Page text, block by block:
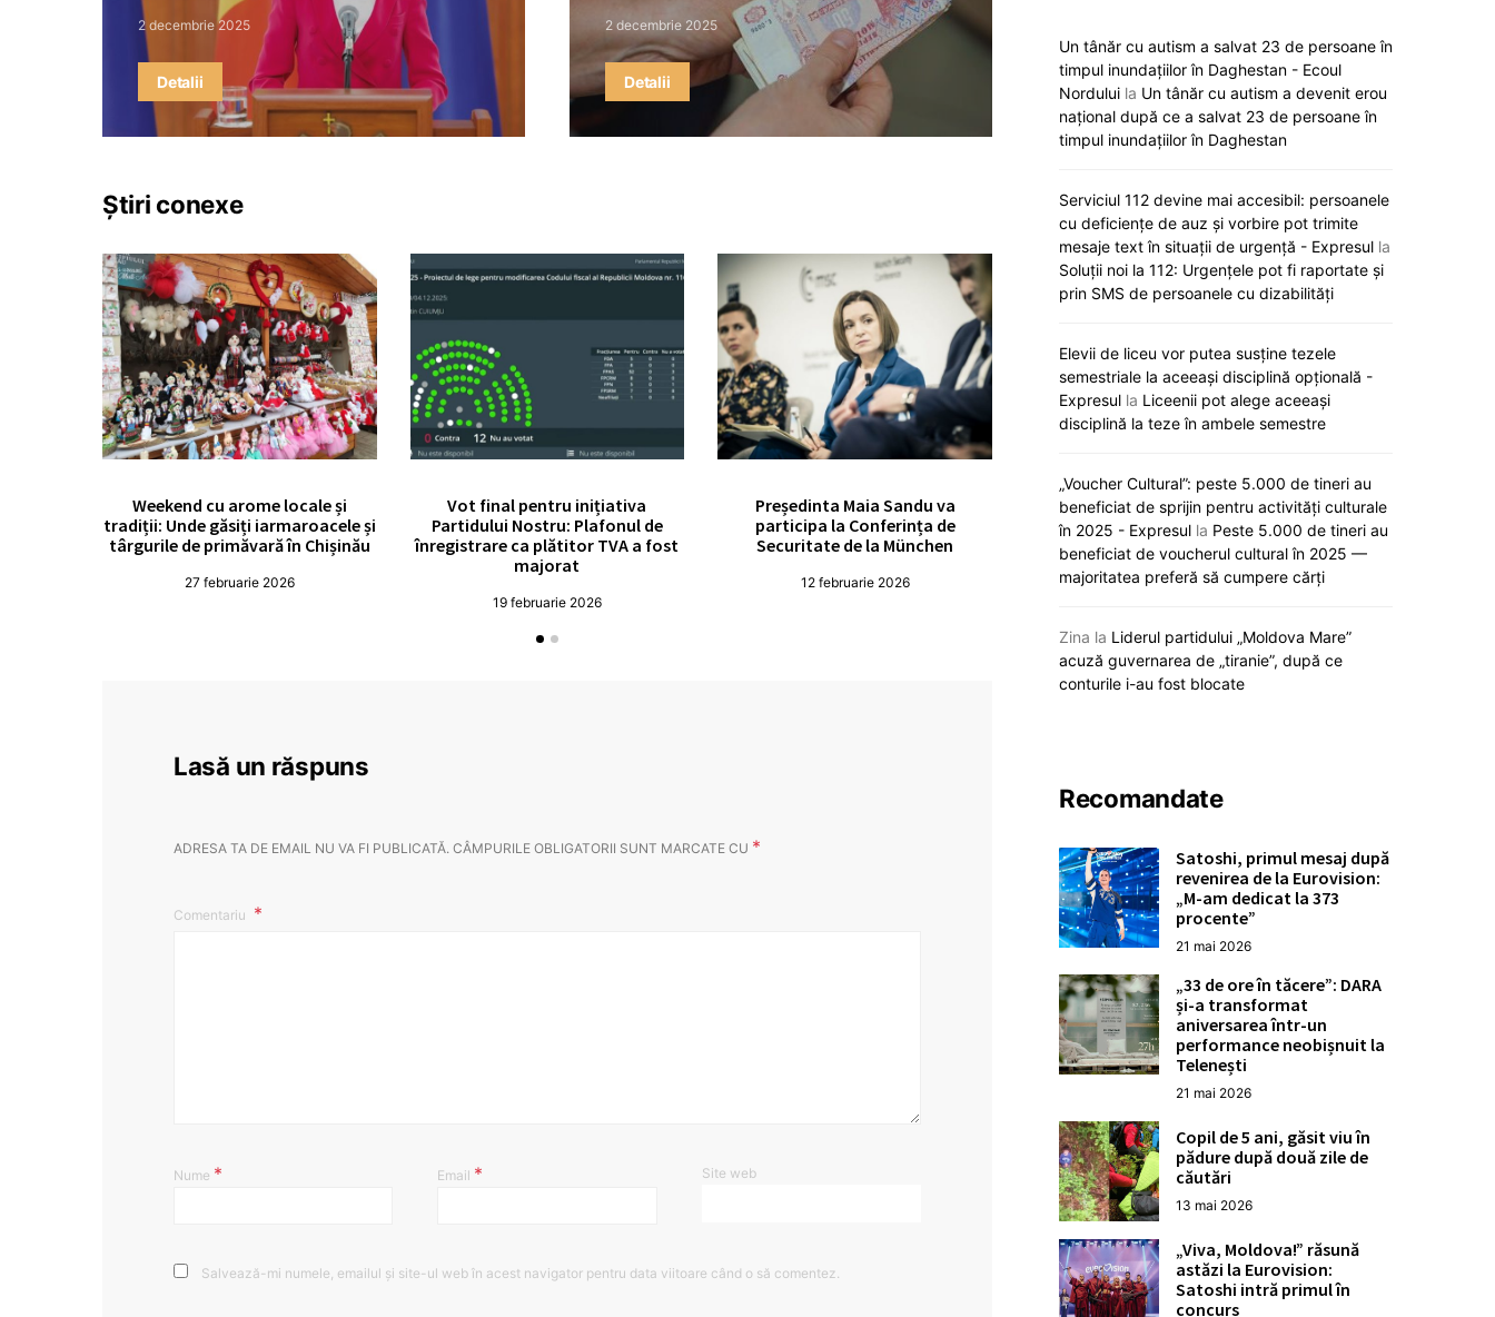
2 decembrie 2025
Detalii
2 decembrie 2025
Detalii
Știri conexe
Weekend cu arome locale și
tradiții: Unde găsiți iarmaroacele și
târgurile de primăvară în Chișinău
27 februarie 2026
Vot final pentru inițiativa
Partidului Nostru: Plafonul de
înregistrare ca plătitor TVA a fost
majorat
19 februarie 2026
Președinta Maia Sandu va
participa la Conferința de
Securitate de la München
12 februarie 2026
Renato Usatîi va dona deputaților
100 de exemplare ale cărții lui Lee
Kuan Yew despre dezvoltarea
rapidă a statului Singapore
Ion Ceban și
cooperarea
Lasă un răspuns
ADRESA TA DE EMAIL NU VA FI PUBLICATĂ. CÂMPURILE OBLIGATORII SUNT MARCATE CU *
Comentariu
Nume * Email * Site web
Salvează-mi numele, emailul și site-ul web în acest navigator pentru data viitoare când o să comentez.
Un tânăr cu autism a salvat 23 de persoane în
timpul inundațiilor în Daghestan - Ecoul
Nordului la Un tânăr cu autism a devenit erou
național după ce a salvat 23 de persoane în
timpul inundațiilor în Daghestan
Serviciul 112 devine mai accesibil: persoanele
cu deficiențe de auz și vorbire pot trimite
mesaje text în situații de urgență - Expresul la
Soluții noi la 112: Urgențele pot fi raportate și
prin SMS de persoanele cu dizabilități
Elevii de liceu vor putea susține tezele
semestriale la aceeași disciplină opțională -
Expresul la Liceenii pot alege aceeași
disciplină la teze în ambele semestre
„Voucher Cultural”: peste 5.000 de tineri au
beneficiat de sprijin pentru activități culturale
în 2025 - Expresul la Peste 5.000 de tineri au
beneficiat de voucherul cultural în 2025 —
majoritatea preferă să cumpere cărți
Zina la Liderul partidului „Moldova Mare”
acuză guvernarea de „tiranie”, după ce
conturile i-au fost blocate
Recomandate
Satoshi, primul mesaj după
revenirea de la Eurovision:
„M-am dedicat la 373
procente”
21 mai 2026
„33 de ore în tăcere”: DARA
și-a transformat
aniversarea într-un
performance neobișnuit la
Telenești
21 mai 2026
Copil de 5 ani, găsit viu în
pădure după două zile de
căutări
13 mai 2026
„Viva, Moldova!” răsună
astăzi la Eurovision:
Satoshi intră primul în
concurs